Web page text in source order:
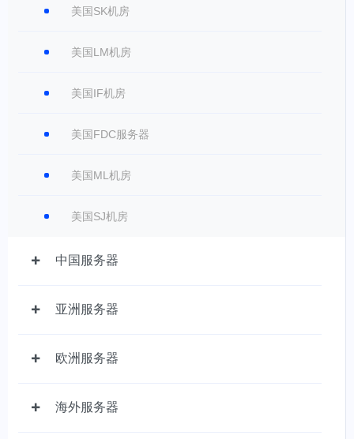
美国SK机房
美国LM机房
美国IF机房
美国FDC服务器
美国ML机房
美国SJ机房
中国服务器
亚洲服务器
欧洲服务器
海外服务器